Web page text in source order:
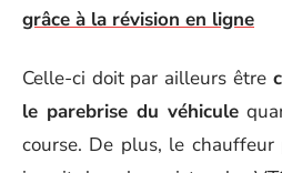
grâce à la révision en ligne
Celle-ci doit par ailleurs être
le parebrise du véhicule
course. De plus, le